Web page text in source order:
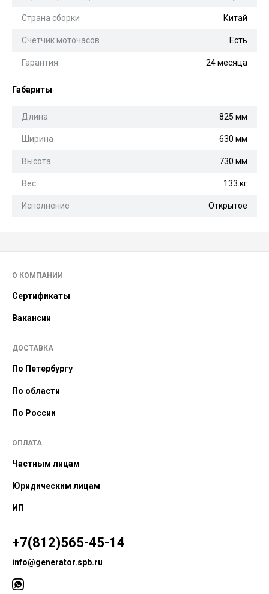
Страна сборки Китай
Счетчик моточасов Есть
Гарантия 24 месяца
Габариты
Длина 825 мм
Ширина 630 мм
Высота 730 мм
Вес 133 кг
Исполнение Открытое
О КОМПАНИИ
Сертификаты
Вакансии
ДОСТАВКА
По Петербургу
По области
По России
ОПЛАТА
Частным лицам
Юридическим лицам
ИП
+7(812)565-45-14
info@generator.spb.ru